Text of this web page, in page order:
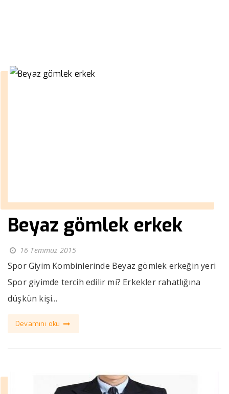
Beyaz gömlek erkek
16 Temmuz 2015
Spor Giyim Kombinlerinde Beyaz gömlek erkeğin yeri
Spor giyimde tercih edilir mi? Erkekler rahatlığına
düşkün kişi...
Devamını oku